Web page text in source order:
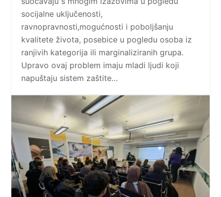
socijalne uključenosti,
ravnopravnosti,mogućnosti i poboljšanju
kvalitete života, posebice u pogledu osoba iz
ranjivih kategorija ili marginaliziranih grupa.
Upravo ovaj problem imaju mladi ljudi koji
napuštaju sistem zaštite…